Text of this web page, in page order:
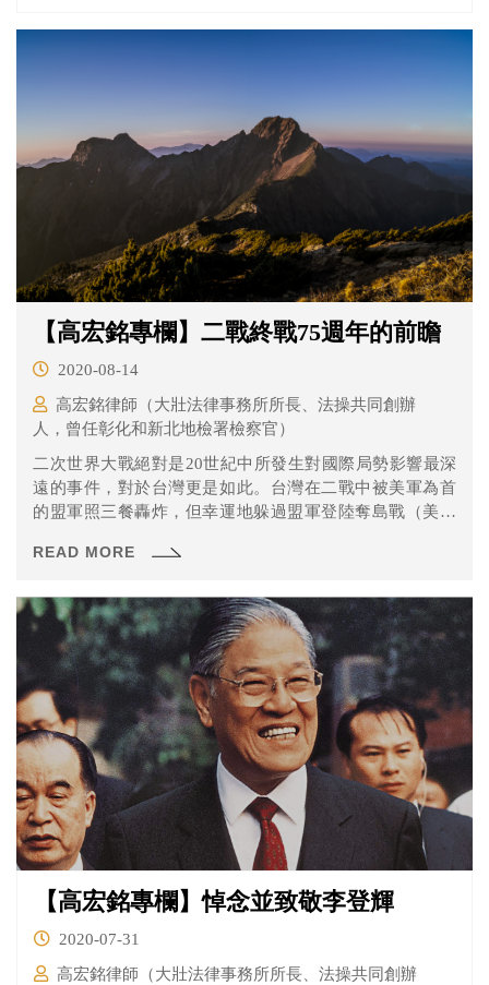
【高宏銘專欄】二戰終戰75週年的前瞻
2020-08-14
高宏銘律師（大壯法律事務所所長、法操共同創辦
人，曾任彰化和新北地檢署檢察官）
二次世界大戰絕對是20世紀中所發生對國際局勢影響最深
遠的事件，對於台灣更是如此。台灣在二戰中被美軍為首
的盟軍照三餐轟炸，但幸運地躲過盟軍登陸奪島戰（美軍
被列為原子彈的目標名單之一），並在日本宣布投降後，
戰終戰的變局，台灣的角色突然充滿了難以言表的矛盾
感。
READ MORE
【高宏銘專欄】悼念並致敬李登輝
2020-07-31
高宏銘律師（大壯法律事務所所長、法操共同創辦